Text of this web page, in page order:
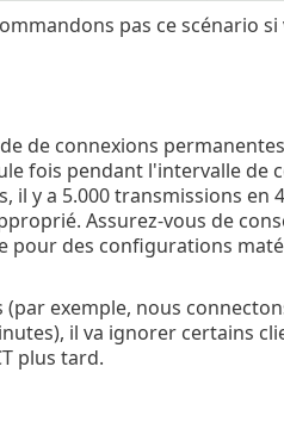
pas ce scénario
de connexions
fois pendant l'intervalle de
y a 5.000 transmissions en
Assurez-vous de
pour des configurations
exemple, nous
il va ignorer certains
plus tard.